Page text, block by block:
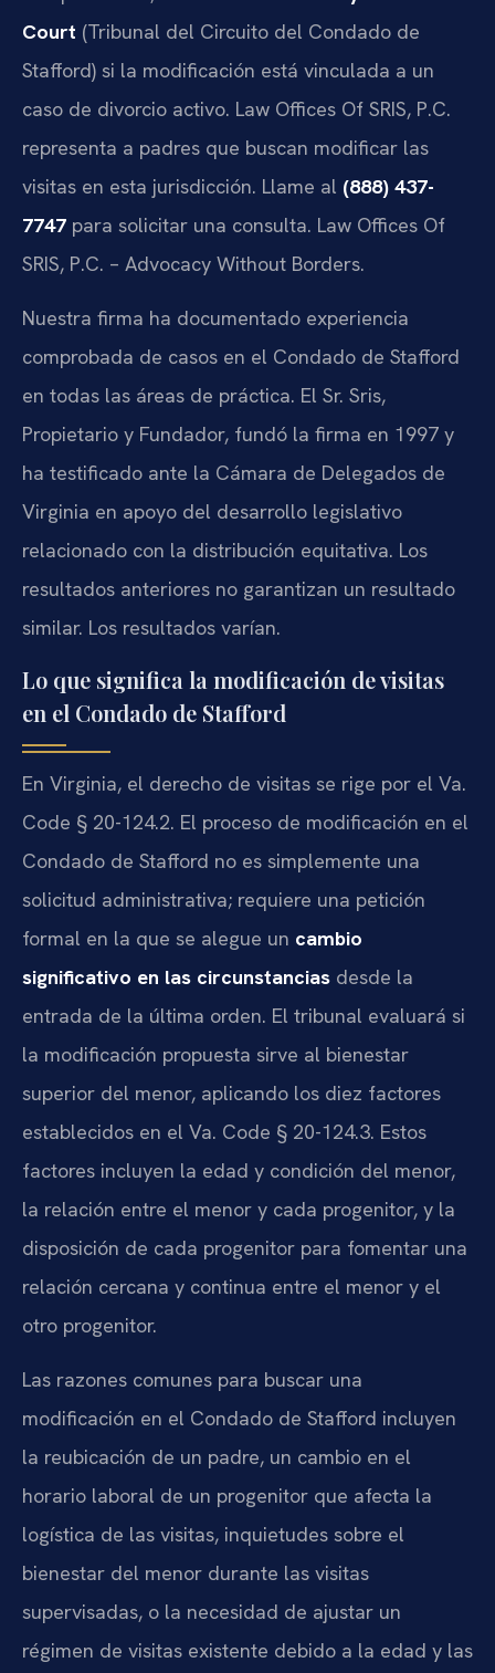
Court (Tribunal del Circuito del Condado de
Stafford) si la modificación está vinculada a un
caso de divorcio activo. Law Offices Of SRIS, P.C.
representa a padres que buscan modificar las
visitas en esta jurisdicción. Llame al (888) 437-
7747 para solicitar una consulta. Law Offices Of
SRIS, P.C. – Advocacy Without Borders.
Nuestra firma ha documentado experiencia
comprobada de casos en el Condado de Stafford
en todas las áreas de práctica. El Sr. Sris,
Propietario y Fundador, fundó la firma en 1997 y
ha testificado ante la Cámara de Delegados de
Virginia en apoyo del desarrollo legislativo
relacionado con la distribución equitativa. Los
resultados anteriores no garantizan un resultado
similar. Los resultados varían.
Lo que significa la modificación de visitas
en el Condado de Stafford
En Virginia, el derecho de visitas se rige por el Va.
Code § 20-124.2. El proceso de modificación en el
Condado de Stafford no es simplemente una
solicitud administrativa; requiere una petición
formal en la que se alegue un cambio
significativo en las circunstancias desde la
entrada de la última orden. El tribunal evaluará si
la modificación propuesta sirve al bienestar
superior del menor, aplicando los diez factores
establecidos en el Va. Code § 20-124.3. Estos
factores incluyen la edad y condición del menor,
la relación entre el menor y cada progenitor, y la
disposición de cada progenitor para fomentar una
relación cercana y continua entre el menor y el
otro progenitor.
Las razones comunes para buscar una
modificación en el Condado de Stafford incluyen
la reubicación de un padre, un cambio en el
horario laboral de un progenitor que afecta la
logística de las visitas, inquietudes sobre el
bienestar del menor durante las visitas
supervisadas, o la necesidad de ajustar un
régimen de visitas existente debido a la edad y las